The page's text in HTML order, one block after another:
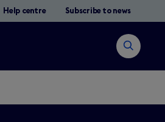
Help centre Subscribe to news
Open
search